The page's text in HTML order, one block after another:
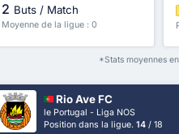
2 Buts / Match
Moyenne de la ligue : 0
*Stats moyennes
Rio Ave FC
le Portugal - Liga NOS
Position dans la ligue.14 / 18